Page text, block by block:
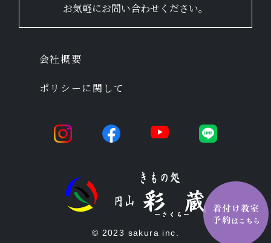
お気軽にお問い合わせください。
ポリシーに関して
会社概要
© 2023 sakura inc.